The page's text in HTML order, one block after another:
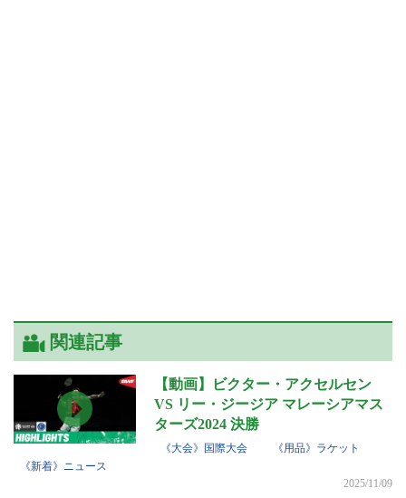
関連記事
【動画】ビクター・アクセルセン
VS リー・ジージア マレーシアマス
ターズ2024 決勝
《大会》国際大会
《用品》ラケット
《新着》ニュース
2025/11/09